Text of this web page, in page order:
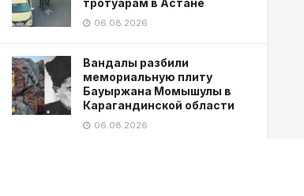
тротуарам в Астане
06.08.2026
Вандалы разбили
мемориальную плиту
Бауыржана Момышулы в
Карагандинской области
06.08.2026